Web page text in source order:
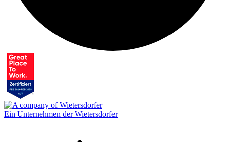
Ein Unternehmen der Wietersdorfer